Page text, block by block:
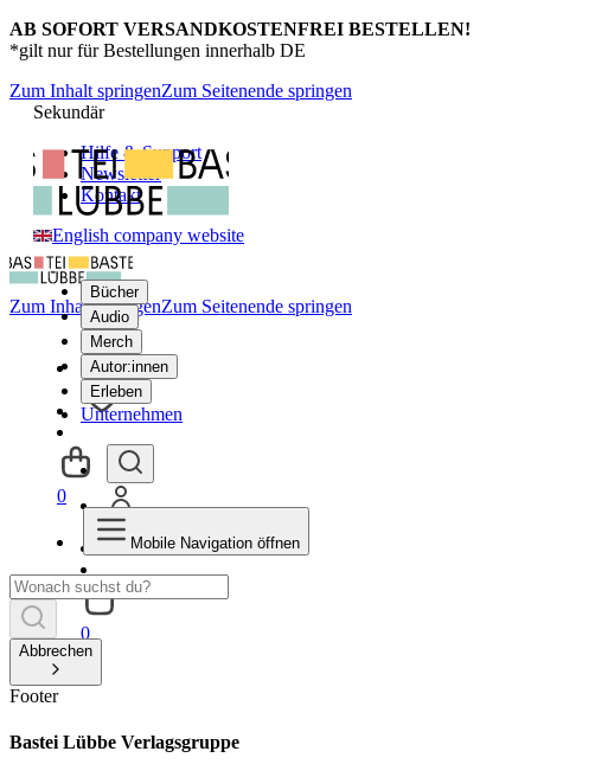
AB SOFORT VERSANDKOSTENFREI BESTELLEN!
*gilt nur für Bestellungen innerhalb DE
Zum Inhalt springenZum Seitenende springen
Sekundär
Hilfe & Support
Newsletter
Kontakt
English company website
Bücher
Audio
Merch
Autor:innen
Erleben
Unternehmen
0
Zum Inhalt springenZum Seitenende springen
0
Mobile Navigation öffnen
Abbrechen
Footer
Bastei Lübbe Verlagsgruppe